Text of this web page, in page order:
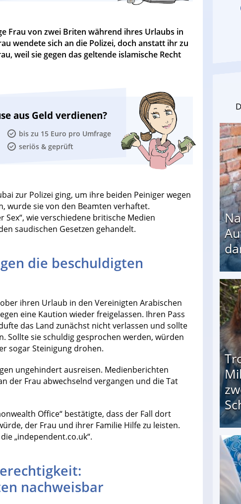
Frau von zwei Briten während ihres Urlaubs in
wendete sich an die Polizei, doch anstatt ihr zu
weil sie gegen das geltende islamische Recht
aus Geld verdienen?
bis zu 15 Euro pro Umfrage
seriös & geprüft
zur Polizei ging, um ihre beiden Peiniger wegen
wurde sie von den Beamten verhaftet.
wie verschiedene britische Medien
saudischen Gesetzen gehandelt.
die beschuldigten
ihren Urlaub in den Vereinigten Arabischen
eine Kaution wieder freigelassen. Ihren Pass
das Land zunächst nicht verlassen und sollte
Sollte sie schuldig gesprochen werden, würden
sogar Steinigung drohen.
ungehindert ausreisen. Medienberichten
der Frau abwechselnd vergangen und die Tat
Office“ bestätigte, dass der Fall dort
der Frau und ihrer Familie Hilfe zu leisten.
„independent.co.uk“.
nachweisbar
Nach öffentlichem Aufschrei: Hartz-IV-Bettler
Trotz heldenhafter Taten: Militär beschließt Tod